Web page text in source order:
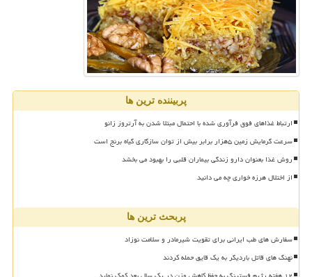
پربیننده ترین ها
ارتباط غذاهای فوق فرآوری شده با احتمال مبتلا شدن به آرتروز زانو
سرعت گرمایش زمین ۵هزار برابر بیش از توان سازگاری گیاه برنج است
روش غذا بعنوان دارو زندگی بیماران قلبی را بهبود می بخشد
از اختلال هرزه خواری چه می دانید
پربحث ترین ها
سفارش های طب ایرانی برای تقویت شیرمادر و سلامت نوزاد
نهنگ های قاتل باردیگر به یک قایق حمله کردند